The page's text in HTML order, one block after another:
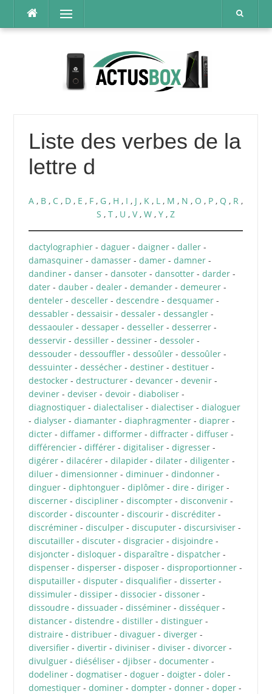
contenu
Menu
Liste des verbes de la
lettre d
A , B , C , D , E , F , G , H , I , J , K , L , M , N , O , P , Q , R ,
S , T , U , V, W , Y , Z
dactylographier- daguer- daigner- daller-
damasquiner- damasser- damer- damner-
dandiner- danser- dansoter- dansotter- darder-
dater- dauber- dealer- demander- demeurer-
denteler- desceller- descendre - desquamer-
dessabler- dessaisir- dessaler- dessangler-
dessaouler- dessaper- desseller- desserrer-
desservir- dessiller- dessiner- dessoler-
dessouder- dessouffler- dessoûler- dessoûler-
dessuinter- dessécher- destiner- destituer-
destocker- destructurer- devancer- devenir-
deviner- deviser- devoir- diaboliser-
diagnostiquer- dialectaliser- dialectiser- dialoguer
- dialyser- diamanter- diaphragmenter- diaprer-
dicter- diffamer- difformer- diffracter- diffuser-
différencier- différer- digitaliser- digresser-
digérer- dilacérer- dilapider- dilater- diligenter-
diluer- dimensionner- diminuer- dindonner-
dinguer- diphtonguer- diplômer- dire - diriger-
discerner- discipliner- discompter- disconvenir-
discorder- discounter- discourir- discréditer-
discréminer- disculper- discuputer- discursiviser-
discutailler- discuter- disgracier- disjoindre -
disjoncter- disloquer- disparaître - dispatcher-
dispenser- disperser- disposer- disproportionner-
disputailler- disputer- disqualifier- disserter-
dissimuler- dissiper- dissocier- dissoner-
dissoudre - dissuader- disséminer- disséquer-
distancer- distendre - distiller- distinguer-
distraire - distribuer- divaguer- diverger-
diversifier- divertir- diviniser- diviser- divorcer-
divulguer- diéséliser- djibser- documenter-
dodeliner- dogmatiser- doguer- doigter- doler-
domestiquer- dominer- dompter- donner- doper-